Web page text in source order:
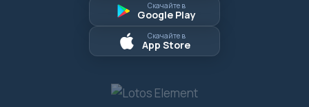
Скачайте в
Google Play
Скачайте в
App Store